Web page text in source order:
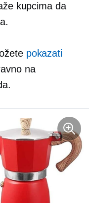
kupcima da
pokazati
na